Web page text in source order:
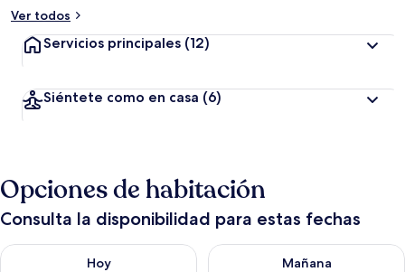
t
a
e
v
i
a
Ver todos
Servicios principales (12)
Siéntete como en casa (6)
Opciones de habitación
Consulta la disponibilidad para estas fechas
Hoy
Consulta la disponibilidad para hoy ago 6 - ago 7
Mañana
Consulta la disponibilidad